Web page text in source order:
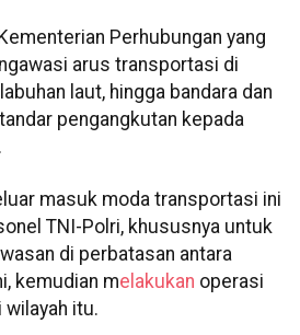
Perhubungan yang
arus transportasi di
laut, hingga bandara dan
pengangkutan kepada
masuk moda transportasi ini
TNI-Polri, khususnya untuk
di perbatasan antara
kemudian melakukan operasi
wilayah itu.